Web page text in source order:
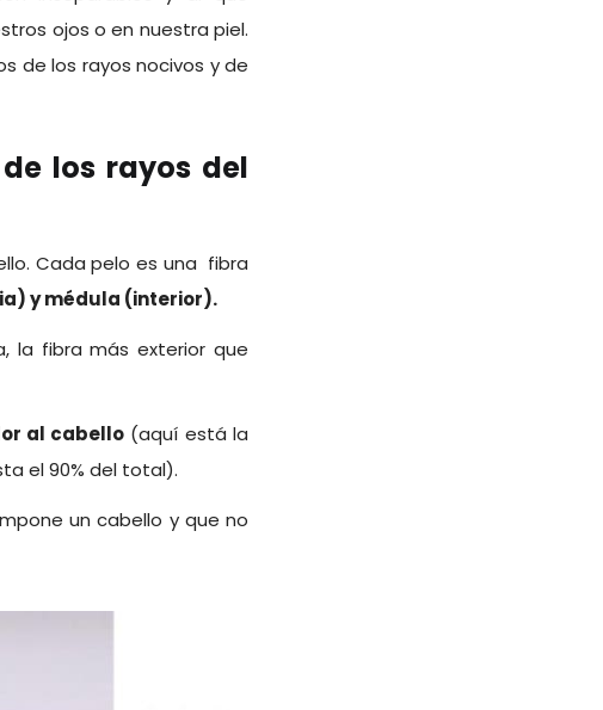
ojos o en nuestra piel.
de los rayos nocivos y de
los rayos del
Cada pelo es una fibra
y médula (interior).
la fibra más exterior que
al cabello (aquí está la
el 90% del total).
un cabello y que no